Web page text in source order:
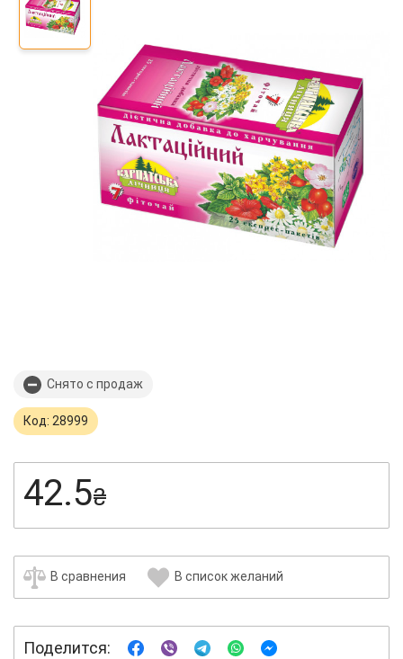
Снято с продаж
Код: 28999
42.5₴
В сравнения В список желаний
Поделится: